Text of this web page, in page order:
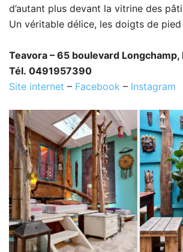
d’autant plus devant la vitrine des
Un véritable délice, les doigts de
Teavora – 65 boulevard Longchamp,
Tél. 0491957390
Site internet – Facebook – Instagram